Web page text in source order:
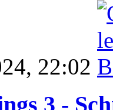
22:02
3 -